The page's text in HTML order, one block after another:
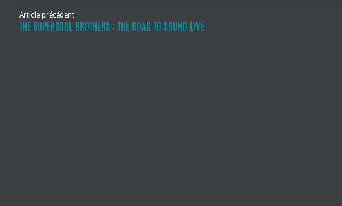
Article précédent
THE SUPERSOUL BROTHERS : THE ROAD TO SOUND LIVE